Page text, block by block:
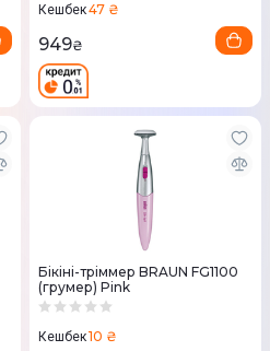
Кешбек47 ₴
949₴
Бікіні-тріммер BRAUN FG1100
(грумер) Pink
Кешбек10 ₴